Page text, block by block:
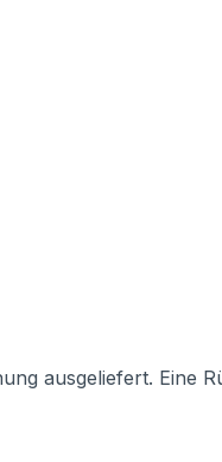
ausgeliefert. Eine